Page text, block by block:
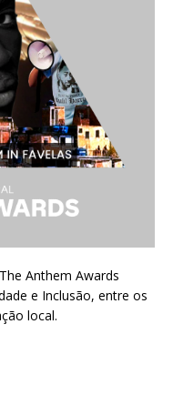
The Anthem Awards
e Inclusão, entre os
local.